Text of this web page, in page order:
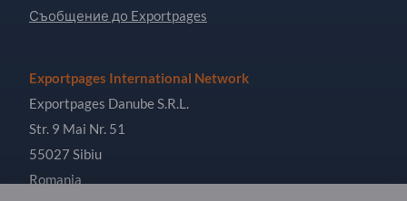
Съобщение до Exportpages
Exportpages International Network
Exportpages Danube S.R.L.
Str. 9 Mai Nr. 51
55027 Sibiu
Romania